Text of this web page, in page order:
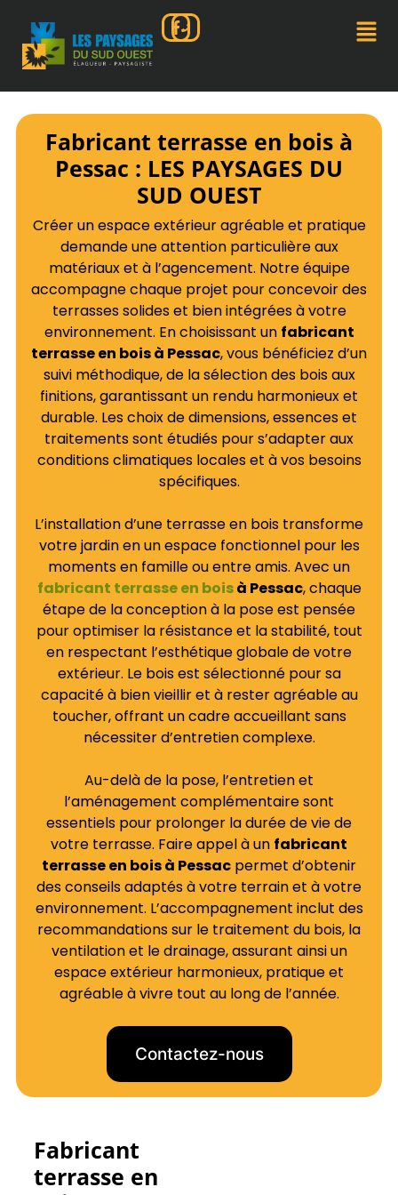
Fabricant terrasse en bois à
Pessac : LES PAYSAGES DU
SUD OUEST
Créer un espace extérieur agréable et pratique
demande une attention particulière aux
matériaux et à l’agencement. Notre équipe
accompagne chaque projet pour concevoir des
terrasses solides et bien intégrées à votre
environnement. En choisissant un fabricant
terrasse en bois à Pessac, vous bénéficiez d’un
suivi méthodique, de la sélection des bois aux
finitions, garantissant un rendu harmonieux et
durable. Les choix de dimensions, essences et
traitements sont étudiés pour s’adapter aux
conditions climatiques locales et à vos besoins
spécifiques.
L’installation d’une terrasse en bois transforme
votre jardin en un espace fonctionnel pour les
moments en famille ou entre amis. Avec un
fabricant terrasse en boisà Pessac, chaque
étape de la conception à la pose est pensée
pour optimiser la résistance et la stabilité, tout
en respectant l’esthétique globale de votre
extérieur. Le bois est sélectionné pour sa
capacité à bien vieillir et à rester agréable au
toucher, offrant un cadre accueillant sans
nécessiter d’entretien complexe.
Au-delà de la pose, l’entretien et
l’aménagement complémentaire sont
essentiels pour prolonger la durée de vie de
votre terrasse. Faire appel à un fabricant
terrasse en bois à Pessac permet d’obtenir
des conseils adaptés à votre terrain et à votre
environnement. L’accompagnement inclut des
recommandations sur le traitement du bois, la
ventilation et le drainage, assurant ainsi un
espace extérieur harmonieux, pratique et
agréable à vivre tout au long de l’année.
Contactez-nous
Fabricant
terrasse en